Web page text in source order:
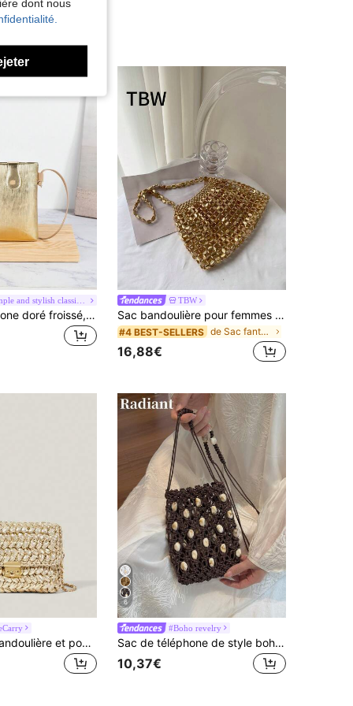
Sac de téléphone doré froissé, porte-monnaie de mode minimaliste, peut être porté comme sac à bandoulière ou sac croisé, boucle anti-vol, parfait pour les voyages d'affaires, les sorties, le port quotidien, les vacances, les mariages, les fêtes et autres occasions.
TBW
Sac bandoulière pour femmes avec design ajouré en métal, fait main avec perles, convient pour les sorties.
#4 BEST-SELLERS de Sac fantaisie Femmes Crossbody
16,88€
Muvela Sac bandoulière et pochette tressé métallique et rose pour femmes, polyvalent pour le quotidien, les trajets, la Saint-Valentin, les vacances, les fêtes
6
#Boho revelry
Sac de téléphone de style bohème tressé avec décoration de pierre et design de maille ajourée, sac bandoulière décontracté pour femme convenant pour les vacances à la plage
10,37€
dont nous